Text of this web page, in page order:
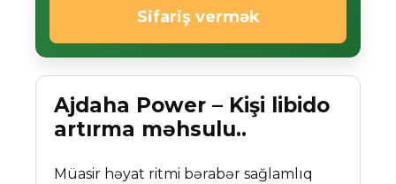
Sifariş vermək
Ajdaha Power – Kişi libido
artırma məhsulu..
Müasir həyat ritmi bərabər sağlamlıq